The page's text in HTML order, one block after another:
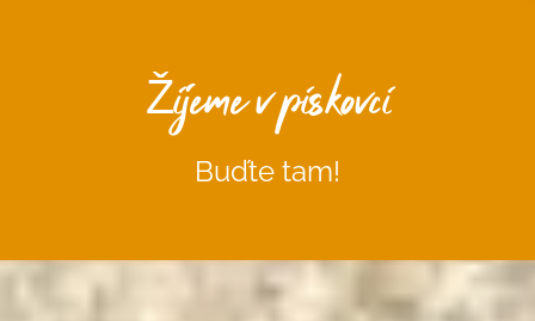
Žijeme v pískovci
Buďte tam!